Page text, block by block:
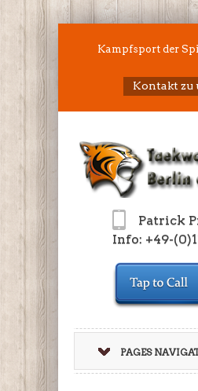
Kampfsport der
Kontakt zu
Patrick
Info: +49-
PAGES